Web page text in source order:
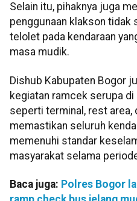
Selain itu, pihaknya juga
penggunaan klakson tidak
telolet pada kendaraan
masa mudik.
Dishub Kabupaten Bogor
kegiatan ramcek serupa
seperti terminal, rest
memastikan seluruh
memenuhi standar
masyarakat selama
Baca juga: Polres Bogor